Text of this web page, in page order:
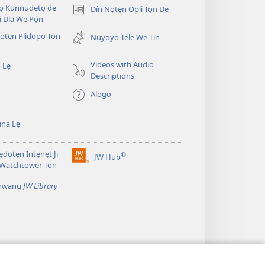
Kunnudetọ de
Dla We Pọ́n
Dín Nọtẹn Opli Tọn De
(opens
window)
Plidopọ Tọn
Nuyọyọ Tẹlẹ Wẹ Tin
Lẹ
Videos with Audio
Descriptions
Alọgọ
Lẹ
Intẹnẹt Ji
Tọn
JW Hub®
(opens
JW Library